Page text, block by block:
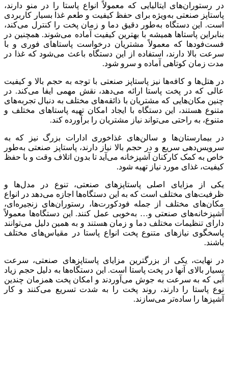
در رستوران‌های ایتالیایی که معمولاً انواع پاستا را در منو دارند،
پاستاپز صنعتی به‌ویژه برای حفظ کیفیت و طعم غذا بسیار کاربردی
است. این دستگاه به‌طور دقیق دما و زمان پخت را کنترل می‌کند،
بنابراین پاستاها همیشه با بهترین کیفیت آماده می‌شوند. همچنین در
فست‌فودها که معمولاً مشتریان درخواست پاستاهای فوری و با
سرعت بالا دارند، استفاده از این دستگاه باعث می‌شود که غذا در
مدت زمان کوتاهی آماده و سرو شود.
در هتل‌ها و کافه‌ها نیز پاستاپز صنعتی با توجه به حجم بالا و کیفیت
عالی که در پخت پاستا ارائه می‌دهد، نقش مهمی ایفا می‌کند. در
چنین مکان‌هایی که مشتریان با ذائقه‌های مختلف به دنبال تجربه‌های
متنوع هستند، این دستگاه با ایجاد امکان تهیه پاستاهای مختلف و
متنوع، به راحتی می‌تواند نیاز مشتریان را برآورده کند.
در بیمارستان‌ها و سالن‌های غذاخوری ادارات بزرگ نیز که به
سرویس‌دهی سریع و در حجم بالا نیاز دارند، پاستاپز صنعتی به‌طور
خاص به کمک کارکنان آشپزخانه می‌آید تا بدون اتلاف وقت و با حفظ
کیفیت، غذای مورد نیاز تهیه شود.
یکی از مزایای اصلی پاستاپزهای صنعتی، تنوع در مدل‌ها و
ظرفیت‌های مختلف است که به این دستگاه‌ها اجازه می‌دهد در انواع
مکان‌های مختلف از جمله فودکورت‌ها، رستوران‌های زنجیره‌ای،
آشپزخانه‌های صنعتی و… به‌خوبی عمل کنند. این دستگاه‌ها معمولاً
دارای تنظیمات مختلف دما و زمان هستند و به همین دلیل می‌توانند
پاسخگوی نیازهای متنوع پخت انواع پاستا در مقیاس‌های مختلف
باشند.
در نهایت، یکی از بزرگترین مزایای پاستاپزهای صنعتی، سرعت
بسیار بالای آنها در پخت پاستا است. این دستگاه‌ها به دلیل حجم زیاد
آبی که به سرعت به جوش می‌آوردند و امکان پخت همزمان چندین
نوع پاستا را دارند، روند پخت را به شدت تسریع می‌کنند و کار
آشپزها را ساده‌تر می‌سازند.